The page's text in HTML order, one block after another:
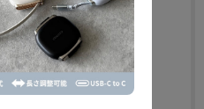
り組みについて